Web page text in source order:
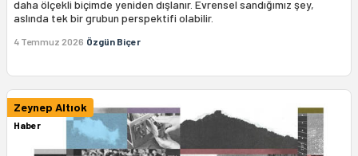
daha ölçekli biçimde yeniden dışlanır. Evrensel sandığımız şey,
aslında tek bir grubun perspektifi olabilir.
4 Temmuz 2026 Özgün Biçer
Zeynep Altıok
Haber